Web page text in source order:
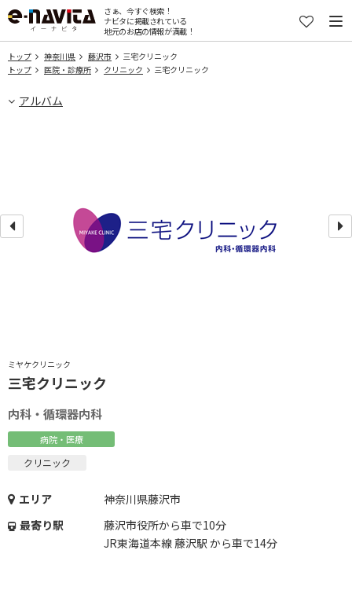
さぁ、今すぐ検索！
ナビタに掲載されている
地元のお店の情報が満載！
トップ 神奈川県 藤沢市
三宅クリニック
トップ
医院・診療所 クリニック 三宅クリニック
アルバム
ミヤケクリニック
三宅クリニック
内科・循環器内科
病院・医療
クリニック
エリア
神奈川県藤沢市
最寄り駅
藤沢市役所から車で10分
JR東海道本線 藤沢駅 から車で14分